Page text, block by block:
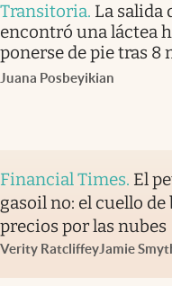
Transitoria. La salida
encontró una láctea
ponerse de pie tras 8
Juana Posbeyikian
Financial Times. El
gasoil no: el cuello
precios por las nubes
Verity RatcliffeyJamie